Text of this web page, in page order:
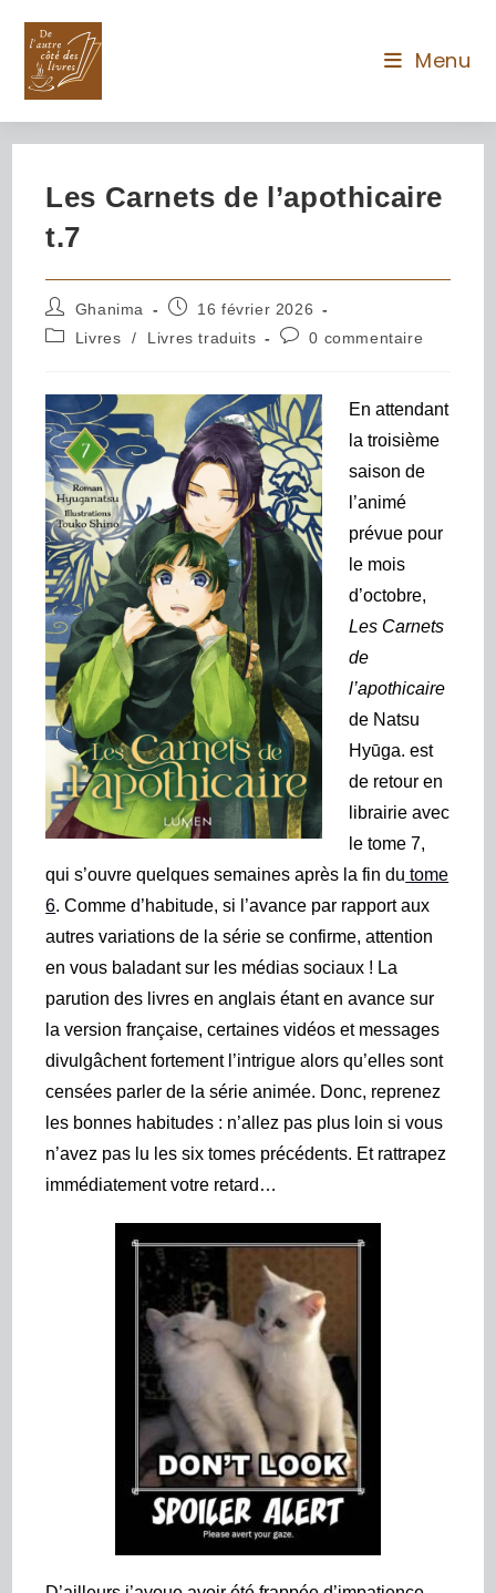
Menu
Les Carnets de l’apothicaire
t.7
Ghanima
16 février 2026
Livres
/ Livres traduits 0 commentaire
En attendant
la troisième
saison de
l’animé
prévue pour
le mois
d’octobre,
Les Carnets
de
l’apothicaire
de Natsu
Hyūga. est
de retour en
librairie avec
le tome 7,
qui s’ouvre quelques semaines après la fin du tome
6. Comme d’habitude, si l’avance par rapport aux
autres variations de la série se confirme, attention
en vous baladant sur les médias sociaux ! La
parution des livres en anglais étant en avance sur
la version française, certaines vidéos et messages
divulgâchent fortement l’intrigue alors qu’elles sont
censées parler de la série animée. Donc, reprenez
les bonnes habitudes : n’allez pas plus loin si vous
n’avez pas lu les six tomes précédents. Et rattrapez
immédiatement votre retard…